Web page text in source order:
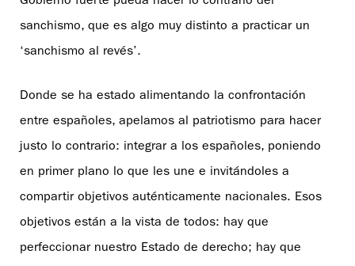
sanchismo, que es algo muy distinto a practicar un
‘sanchismo al revés’.
Donde se ha estado alimentando la confrontación
entre españoles, apelamos al patriotismo para hacer
justo lo contrario: integrar a los españoles, poniendo
en primer plano lo que les une e invitándoles a
compartir objetivos auténticamente nacionales. Esos
objetivos están a la vista de todos: hay que
perfeccionar nuestro Estado de derecho; hay que